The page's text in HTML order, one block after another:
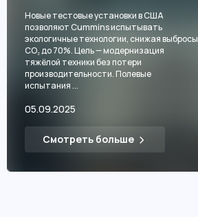
Новые тестовые установки в США
позволяют Cummins испытывать
экологичные технологии, снижая выбросы
CO₂ до 70%. Цель — модернизация
тяжёлой техники без потери
производительности. Полевые
испытания ...
05.09.2025
Смотреть больше